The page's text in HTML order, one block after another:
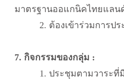
มาตรฐานออแกนิคไทยแลน
2. ต้องเข้าร่วมการประ
7. กิจกรรมของกลุ่ม :
1. ประชุมตามวาระที่มี